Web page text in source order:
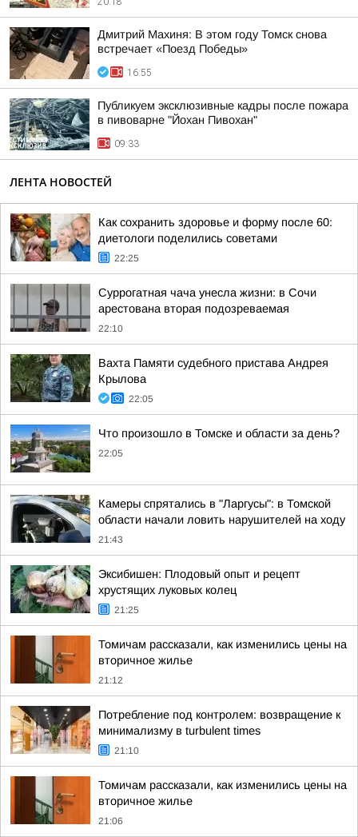
Дмитрий Махиня: В этом году Томск снова
встречает «Поезд Победы»
16:55
Публикуем эксклюзивные кадры после пожара
в пивоварне "Йохан Пивохан"
09:33
ЛЕНТА НОВОСТЕЙ
Как сохранить здоровье и форму после 60:
диетологи поделились советами
22:25
Суррогатная чача унесла жизни: в Сочи
арестована вторая подозреваемая
22:10
Вахта Памяти судебного пристава Андрея
Крылова
22:05
Что произошло в Томске и области за день?
22:05
Камеры спрятались в "Ларгусы": в Томской
области начали ловить нарушителей на ходу
21:43
Эксибишен: Плодовый опыт и рецепт
хрустящих луковых колец
21:25
Томичам рассказали, как изменились цены на
вторичное жилье
21:12
Потребление под контролем: возвращение к
минимализму в turbulent times
21:10
Томичам рассказали, как изменились цены на
вторичное жилье
21:06